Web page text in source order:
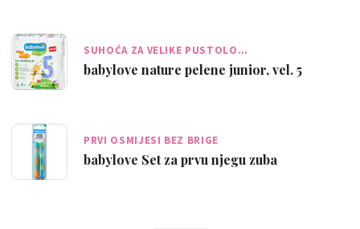
SUHOĆA ZA VELIKE PUSTOLO…
babylove nature pelene junior, vel. 5
PRVI OSMIJESI BEZ BRIGE
babylove Set za prvu njegu zuba